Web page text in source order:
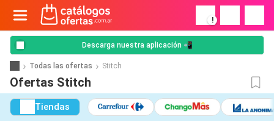
!
Descarga nuestra aplicación 📲
Todas las ofertas Stitch
Ofertas Stitch
Tiendas